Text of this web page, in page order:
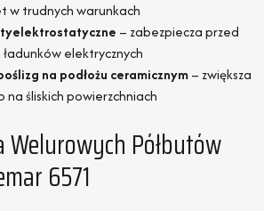
w trudnych warunkach
– zabezpiecza przed
elektrycznych
na podłożu ceramicznym– zwiększa
śliskich powierzchniach
Półbutów
6571